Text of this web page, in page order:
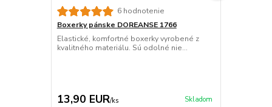
6 hodnotenie
Boxerky pánske DOREANSE 1766
Elastické, komfortné boxerky vyrobené z
kvalitného materiálu. Sú odolné nie...
13,90 EUR/ks Skladom